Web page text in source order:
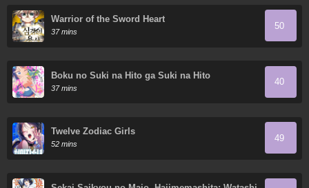
Warrior of the Sword Heart
37 mins
50
Boku no Suki na Hito ga Suki na Hito
37 mins
40
Twelve Zodiac Girls
52 mins
49